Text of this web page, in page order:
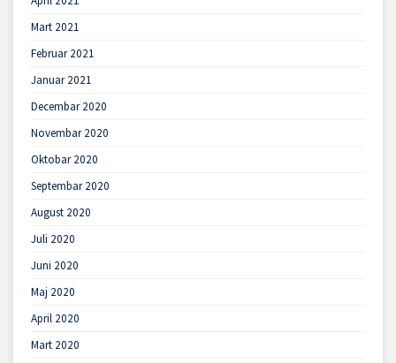
Mart 2021
Februar 2021
Januar 2021
Decembar 2020
Novembar 2020
Oktobar 2020
Septembar 2020
August 2020
Juli 2020
Juni 2020
Maj 2020
April 2020
Mart 2020